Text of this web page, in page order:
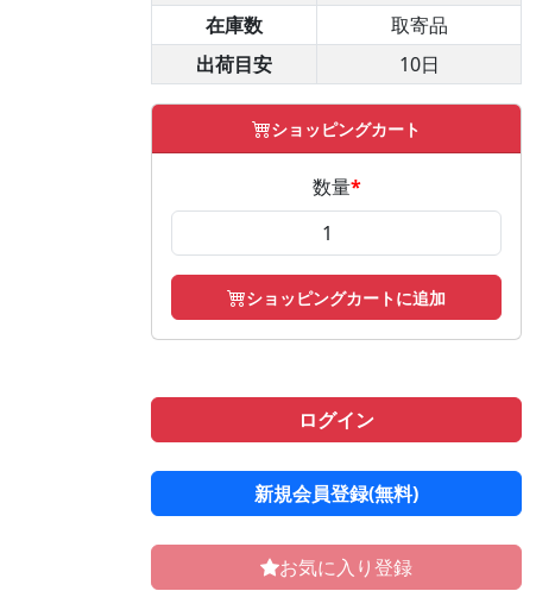
在庫数
取寄品
出荷目安
10日
ショッピングカート
数量*
ショッピングカートに追加
ログイン
新規会員登録(無料)
お気に入り登録